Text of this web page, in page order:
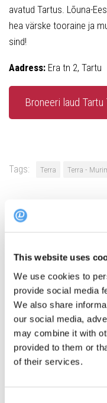
This website uses
We use cookies to
provide social media
We also share
our social media,
may combine it with
provided to them or
of their services.
avatud Tartus. Lõuna-
hea värske tooraine ja
sind!
Aadress: Era tn 2, Tartu
Broneeri laud Tartu
Tags: Terra Terra -
Selgusid
YOU MAY ALSO